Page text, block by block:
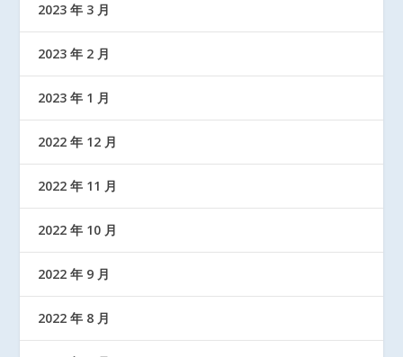
2023 年 3 月
2023 年 2 月
2023 年 1 月
2022 年 12 月
2022 年 11 月
2022 年 10 月
2022 年 9 月
2022 年 8 月